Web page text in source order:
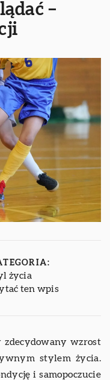
–
życia
ten wpis
zdecydowany wzrost
stylem życia.
i samopoczucie